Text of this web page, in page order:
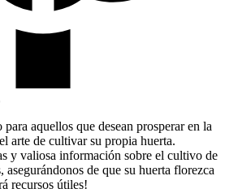
para aquellos que desean prosperar en la
arte de cultivar su propia huerta.
y valiosa información sobre el cultivo de
asegurándonos de que su huerta florezca
recursos útiles!